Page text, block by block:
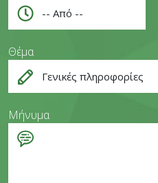
Θέμα
Μήνυμα